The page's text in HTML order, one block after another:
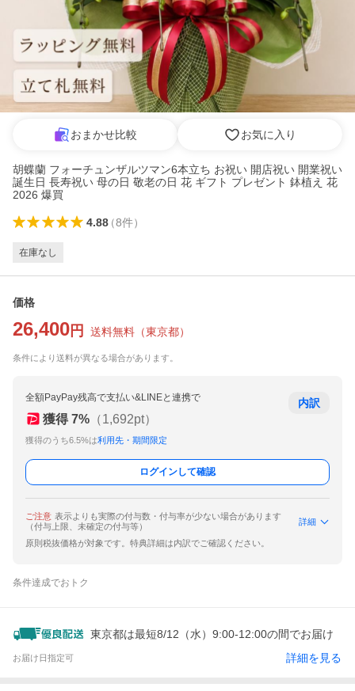
おまかせ比較 お気に入り
胡蝶蘭 フォーチュンザルツマン6本立ち お祝い 開店祝い 開業祝い
誕生日 長寿祝い 母の日 敬老の日 花 ギフト プレゼント 鉢植え 花
2026 爆買
4.88（8件）
在庫なし
価格
26,400 円 送料無料 （東京都）
条件により送料が異なる場合があります。
全額PayPay残高で支払い&LINEと連携で
獲得 7% （1,692pt）
獲得のうち6.5%は利用先・期間限定
内訳
ログインして確認
ご注意 表示よりも実際の付与数・付与率が少ない場合があります
（付与上限、未確定の付与等）
詳細
原則税抜価格が対象です。特典詳細は内訳でご確認ください。
条件達成でおトク
東京都は最短8/12（水）9:00-12:00の間でお届け
お届け日指定可 詳細を見る